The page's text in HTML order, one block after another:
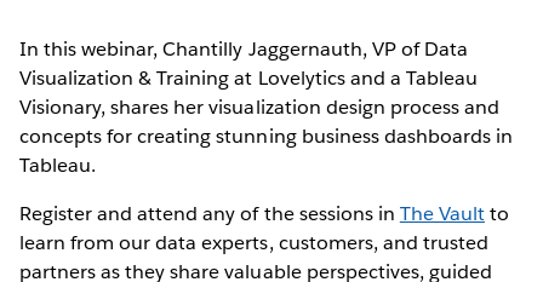
In this webinar, Chantilly Jaggernauth, VP of Data
Visualization & Training at Lovelytics and a Tableau
Visionary, shares her visualization design process and
concepts for creating stunning business dashboards in
Tableau.
Register and attend any of the sessions in The Vaultto
learn from our data experts, customers, and trusted
partners as they share valuable perspectives, guided